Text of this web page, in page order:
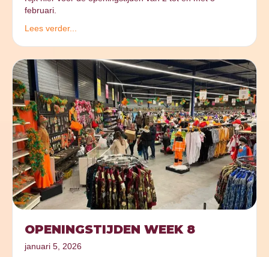
februari.
Lees verder...
OPENINGSTIJDEN WEEK 8
januari 5, 2026